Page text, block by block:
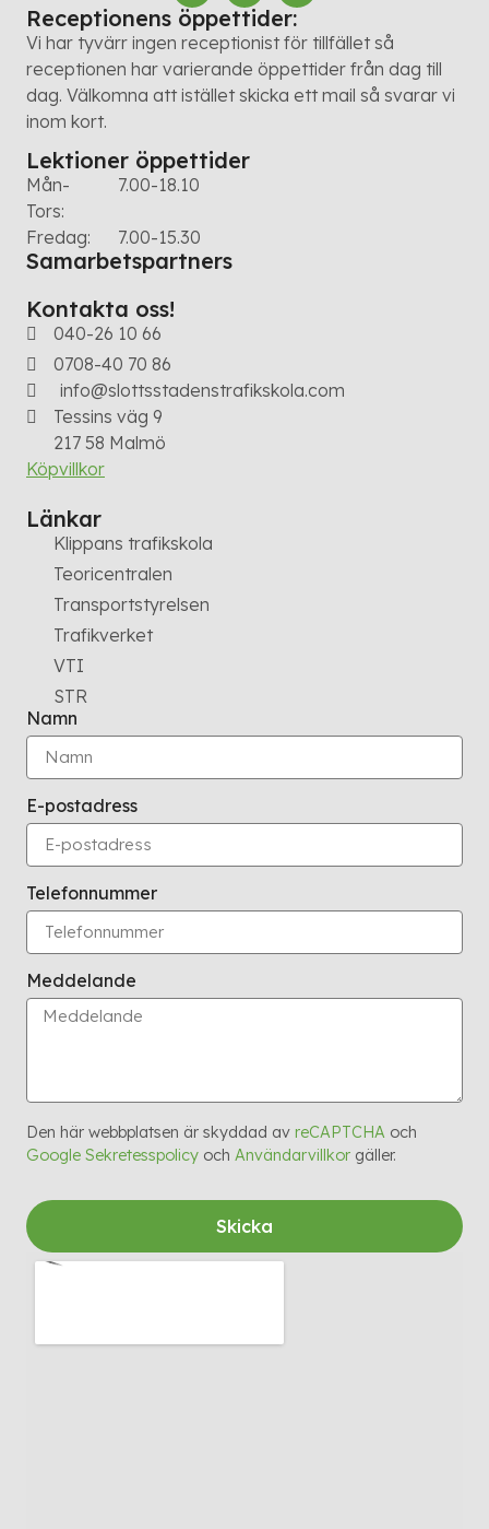
Receptionens öppettider:
Vi har tyvärr ingen receptionist för tillfället så
receptionen har varierande öppettider från dag till
dag. Välkomna att istället skicka ett mail så svarar vi
inom kort.
Lektioner öppettider
Mån-
Tors:
7.00-18.10
Fredag: 7.00-15.30
Samarbetspartners
Kontakta oss!
040-26 10 66
0708-40 70 86
info@slottsstadenstrafikskola.com
Tessins väg 9
217 58 Malmö
Köpvillkor
Länkar
​​​​​​​Klippans trafikskola
Teoricentralen
Transportstyrelsen
Trafikverket
VTI
STR
Namn
E-postadress
Telefonnummer
Meddelande
Den här webbplatsen är skyddad av reCAPTCHA och
Google Sekretesspolicy och Användarvillkor gäller.
Skicka